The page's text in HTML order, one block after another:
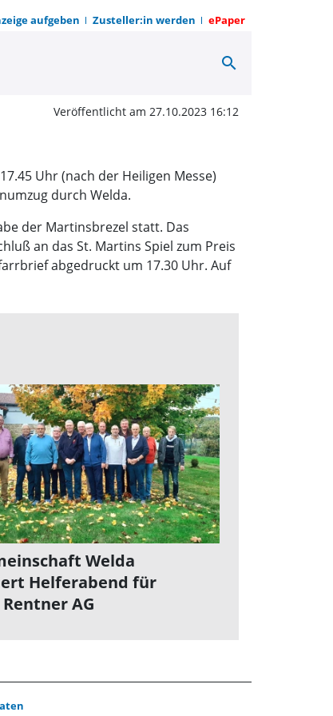
aufgeben Zusteller:in werden ePaper
durch Welda |
search
Veröffentlicht am 27.10.2023 16:12
Uhr (nach der Heiligen Messe)
durch Welda.
der Martinsbrezel statt. Das
an das St. Martins Spiel zum Preis
abgedruckt um 17.30 Uhr. Auf
Welda
Helferabend für
AG